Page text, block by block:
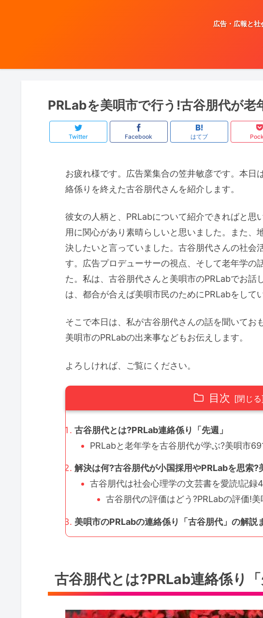
広告・広報と社
PRLabを美唄市で行う!古谷朋代が老
Twitter Facebook はてブ
お疲れ様です。広告業集合の笠井敏彦です。本日
絡係りを終えた古谷朋代さんを紹介します。
彼女の人柄と、PRLabについて紹介できればと思
用に関心があり素晴らしいと思いました。また、
決したいと言っていました。古谷朋代さんの社会
す。広告プロデューサーの視点、そして老年学の
た。私は、古谷朋代さんと美唄市のPRLabでお話
は、都合が合えば美唄市民のためにPRLabをして
そこで本日は、私が古谷朋代さんの話を聞いてお
美唄市のPRLabの出来事などもお伝えします。
よろしければ、ご覧にください。
目次
古谷朋代とは?PRLab連絡係り「先週」
PRLabと老年学を古谷朋代が学ぶ?美唄市
解決は何?古谷朋代が小国採用やPRLabを思索?
古谷朋代は社会心理学の文芸書を愛読!記録
古谷朋代の評価はどう?PRLabの評価!
美唄市のPRLabの連絡係り「古谷朋代」の解説
古谷朋代とは?PRLab連絡係り「